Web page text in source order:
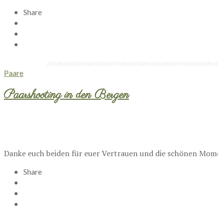
Share
Paare
Paarshooting in den Bergen
Danke euch beiden für euer Vertrauen und die schönen
Share